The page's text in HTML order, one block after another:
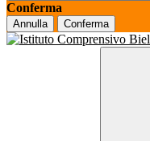
Conferma
Annulla Conferma